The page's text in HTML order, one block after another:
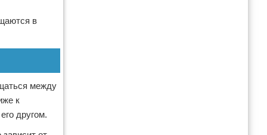
в
между
к
другом.